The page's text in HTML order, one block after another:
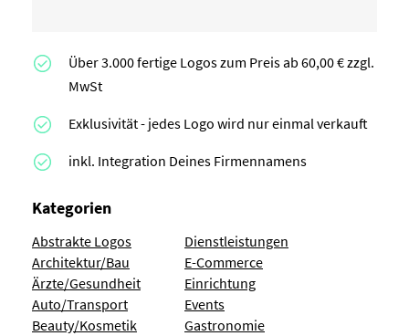
Über 3.000 fertige Logos zum Preis ab 60,00 € zzgl.
MwSt
Exklusivität - jedes Logo wird nur einmal verkauft
inkl. Integration Deines Firmennamens
Kategorien
Abstrakte Logos
Architektur/Bau
Ärzte/Gesundheit
Auto/Transport
Beauty/Kosmetik
Dienstleistungen
E-Commerce
Einrichtung
Events
Gastronomie